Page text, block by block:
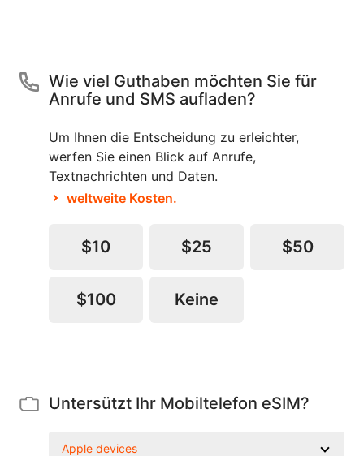
Wie viel Guthaben möchten Sie für
Anrufe und SMS aufladen?
Um Ihnen die Entscheidung zu erleichter,
werfen Sie einen Blick auf Anrufe,
Textnachrichten und Daten.
weltweite Kosten.
$10 $25 $50
$100 Keine
Untersützt Ihr Mobiltelefon eSIM?
Apple devices